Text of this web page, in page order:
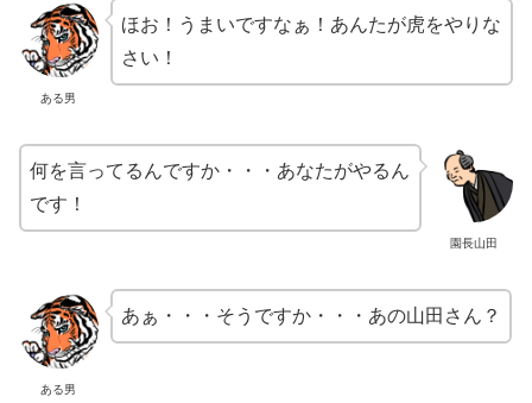
ある男
ほお！うまいですなぁ！あんたが虎をやりな
さい！
園長山田
何を言ってるんですか・・・あなたがやるん
です！
ある男
あぁ・・・そうですか・・・あの山田さん？